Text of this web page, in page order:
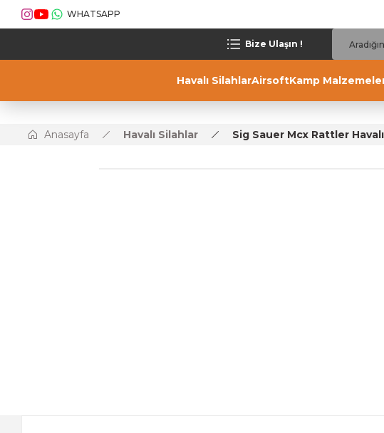
WHATSAPP
Bize Ulaşın !
Havalı SilahlarAirsoftKamp
Anasayfa Havalı Silahlar Sig Sauer Mcx Rattler